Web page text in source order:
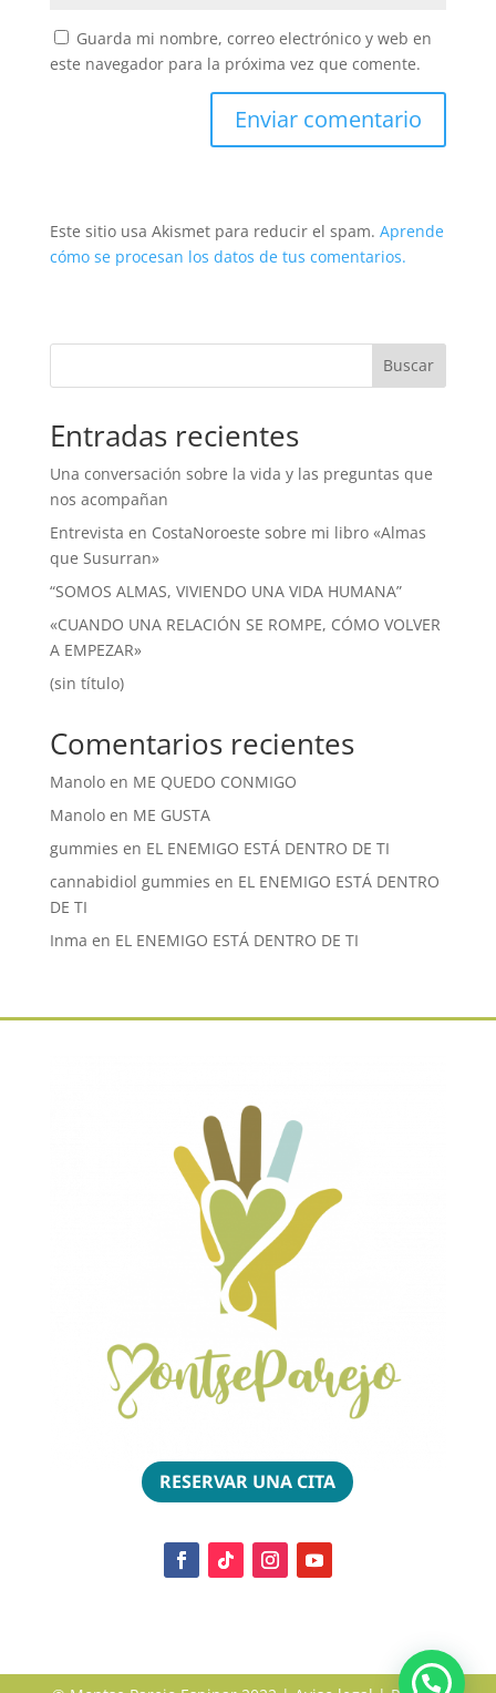
Guarda mi nombre, correo electrónico y web en
este navegador para la próxima vez que comente.
Este sitio usa Akismet para reducir el spam. Aprende
cómo se procesan los datos de tus comentarios.
Buscar
Entradas recientes
Una conversación sobre la vida y las preguntas que
nos acompañan
Entrevista en CostaNoroeste sobre mi libro «Almas
que Susurran»
“SOMOS ALMAS, VIVIENDO UNA VIDA HUMANA”
«CUANDO UNA RELACIÓN SE ROMPE, CÓMO VOLVER
A EMPEZAR»
(sin título)
Comentarios recientes
Manoloen ME QUEDO CONMIGO
Manoloen ME GUSTA
gummies en EL ENEMIGO ESTÁ DENTRO DE TI
cannabidiol gummies en EL ENEMIGO ESTÁ DENTRO
DE TI
Inma en EL ENEMIGO ESTÁ DENTRO DE TI
RESERVAR UNA CITA